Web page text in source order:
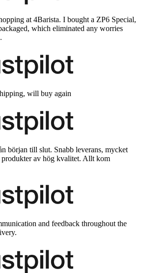
at 4Barista. I bought a ZP6 Special,
which eliminated any worries
will buy again
början till slut. Snabb leverans, mycket
av hög kvalitet. Allt kom
and feedback throughout the